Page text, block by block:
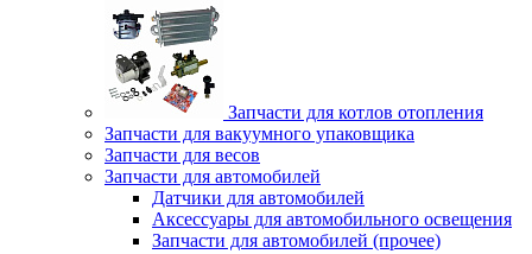
Запчасти для котлов отопления
Запчасти для вакуумного упаковщика
Запчасти для весов
Запчасти для автомобилей
Датчики для автомобилей
Аксессуары для автомобильного освещения
Запчасти для автомобилей (прочее)